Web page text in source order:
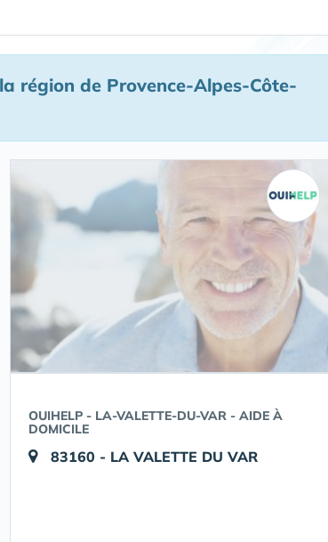
région de Provence-Alpes-Côte-
OUIHELP - LA-VALETTE-DU-VAR - AIDE À
DOMICILE
83160 - LA VALETTE DU VAR